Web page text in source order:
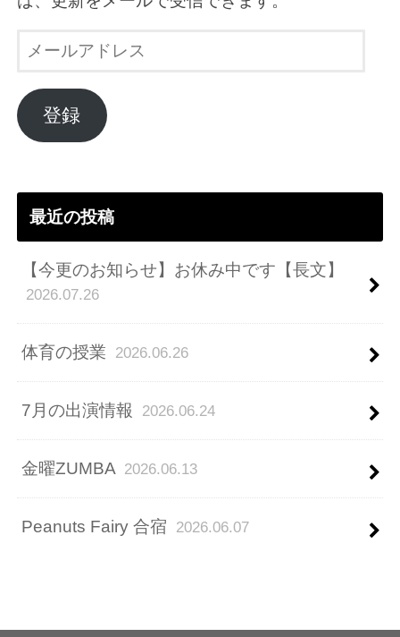
ル
ア
ド
登録
最近の投稿
【今更のお知らせ】お休み中です【長文】
2026.07.26
体育の授業 2026.06.26
7月の出演情報 2026.06.24
金曜ZUMBA 2026.06.13
Peanuts Fairy 合宿 2026.06.07